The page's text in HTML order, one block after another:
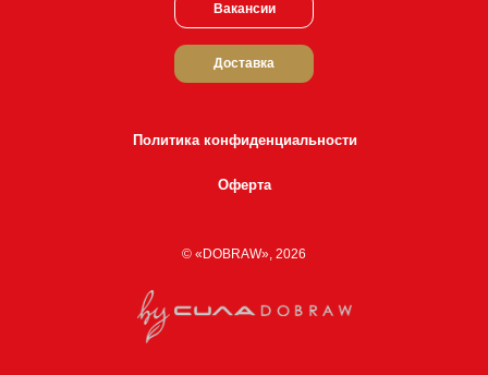
© «DOBRAW», 2026
Политика конфиденциальности
Оферта
Доставка
Вакансии